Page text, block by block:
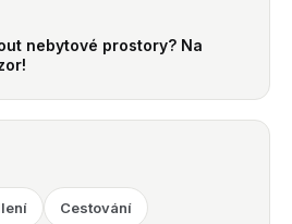
nebytové prostory? Na
Cestování